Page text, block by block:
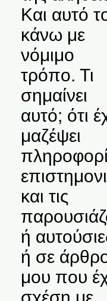
Και αυτό
κάνω με
νόμιμο
τρόπο. Τι
σημαίνει
αυτό; ότι
μαζέψει
και τις
ή
ή σε
μου που